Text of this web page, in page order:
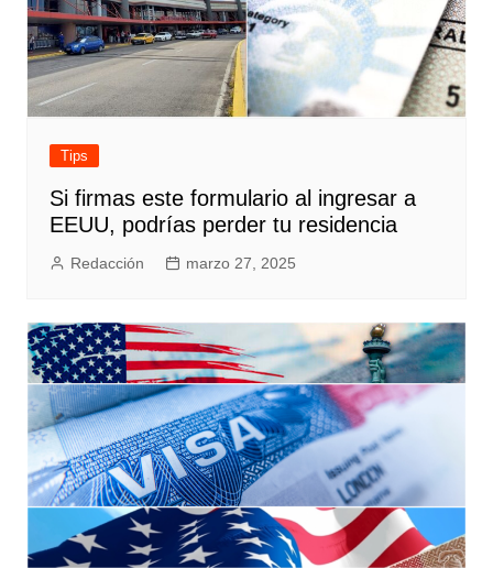
Tips
Si firmas este formulario al ingresar a
EEUU, podrías perder tu residencia
Redacción marzo 27, 2025